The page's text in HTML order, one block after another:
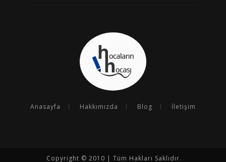
Anasayfa Hakkımızda Blog İletişim
Copyright © 2010 | Tüm Hakları Saklıdır.